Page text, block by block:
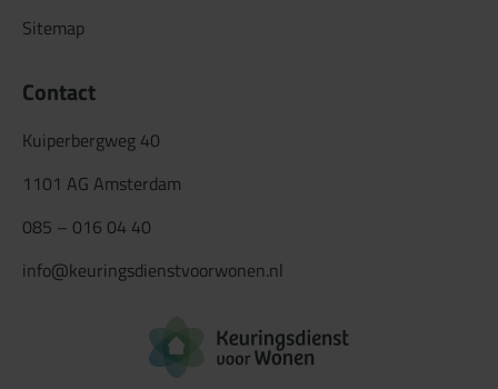
Sitemap
Contact
Kuiperbergweg 40
1101 AG Amsterdam
085 – 016 04 40
info@keuringsdienstvoorwonen.nl
Logo